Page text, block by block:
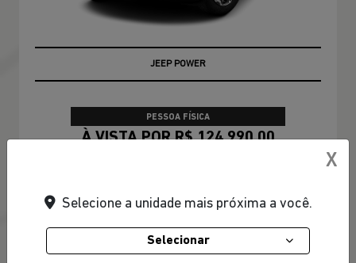
JEEP POWER
PESSOA FÍSICA
À VISTA POR R$ 124.990,00
RENEGADE
Renegade Longitude T270 4X2 2027
X
Selecione a unidade mais próxima a você.
Selecionar